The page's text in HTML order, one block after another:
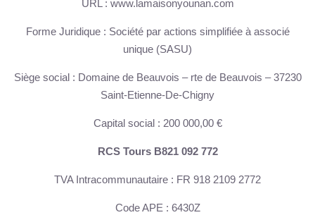
URL : www.lamaisonyounan.com
Forme Juridique : Société par actions simplifiée à associé
unique (SASU)
Siège social : Domaine de Beauvois – rte de Beauvois – 37230
Saint-Etienne-De-Chigny
Capital social : 200 000,00 €
RCS Tours B821 092 772
TVA Intracommunautaire : FR 918 2109 2772
Code APE : 6430Z
ACCUEIL